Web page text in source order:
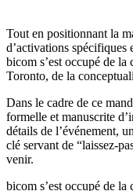
Tout en positionnant la
d’activations spécifiques
bicom s’est occupé de
Toronto, de la
Dans le cadre de ce
formelle et manuscrite
détails de l’événement,
clé servant de “laissez-
venir.
bicom s’est occupé de